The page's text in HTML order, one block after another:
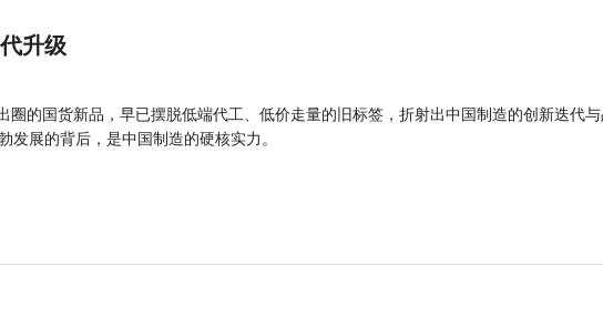
升级
圈的国货新品，早已摆脱低端代工、低价走量的旧标签，折射出中国制造的创新迭代
发展的背后，是中国制造的硬核实力。